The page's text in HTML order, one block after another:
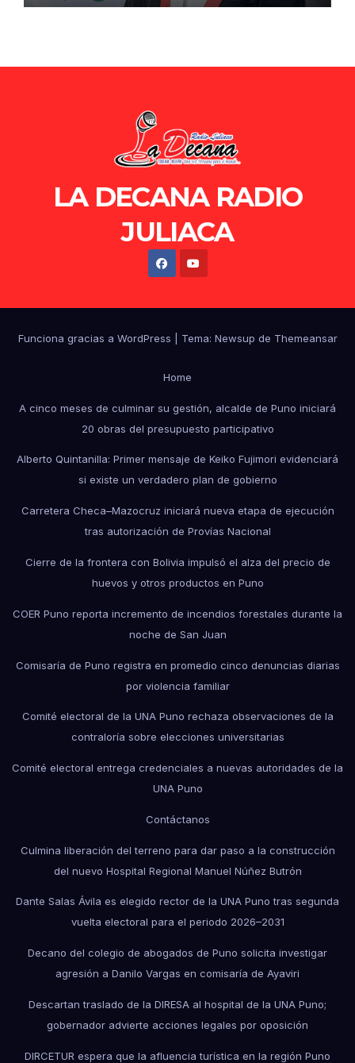
LA DECANA RADIO
JULIACA
Funciona gracias a WordPress Tema: Newsup de Themeansar
Home
A cinco meses de culminar su gestión, alcalde de Puno iniciará
20 obras del presupuesto participativo
Alberto Quintanilla: Primer mensaje de Keiko Fujimori evidenciará
si existe un verdadero plan de gobierno
Carretera Checa–Mazocruz iniciará nueva etapa de ejecución
tras autorización de Provías Nacional
Cierre de la frontera con Bolivia impulsó el alza del precio de
huevos y otros productos en Puno
COER Puno reporta incremento de incendios forestales durante la
noche de San Juan
Comisaría de Puno registra en promedio cinco denuncias diarias
por violencia familiar
Comité electoral de la UNA Puno rechaza observaciones de la
contraloría sobre elecciones universitarias
Comité electoral entrega credenciales a nuevas autoridades de la
UNA Puno
Contáctanos
Culmina liberación del terreno para dar paso a la construcción
del nuevo Hospital Regional Manuel Núñez Butrón
Dante Salas Ávila es elegido rector de la UNA Puno tras segunda
vuelta electoral para el periodo 2026–2031
Decano del colegio de abogados de Puno solicita investigar
agresión a Danilo Vargas en comisaría de Ayaviri
Descartan traslado de la DIRESA al hospital de la UNA Puno;
gobernador advierte acciones legales por oposición
DIRCETUR espera que la afluencia turística en la región Puno